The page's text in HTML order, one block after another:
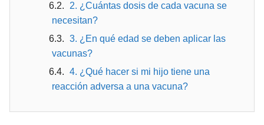
2. ¿Cuántas dosis de cada vacuna se
necesitan?
3. ¿En qué edad se deben aplicar las
vacunas?
4. ¿Qué hacer si mi hijo tiene una
reacción adversa a una vacuna?